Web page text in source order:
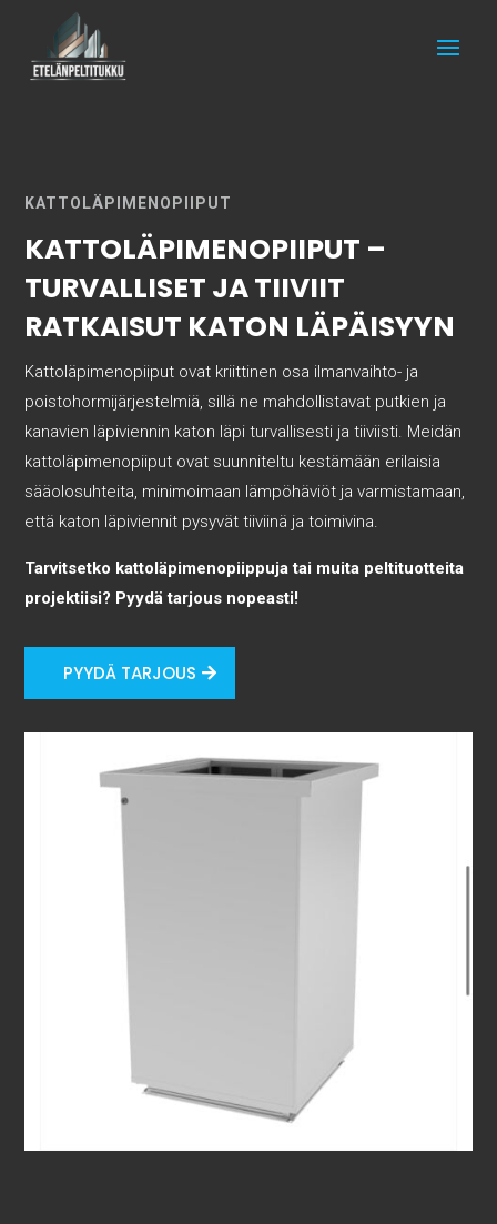
KATTOLÄPIMENOPIIPUT
KATTOLÄPIMENOPIIPUT –
TURVALLISET JA TIIVIIT
RATKAISUT KATON LÄPÄISYYN
Kattoläpimenopiiput ovat kriittinen osa ilmanvaihto- ja
poistohormijärjestelmiä, sillä ne mahdollistavat putkien ja
kanavien läpiviennin katon läpi turvallisesti ja tiiviisti. Meidän
kattoläpimenopiiput ovat suunniteltu kestämään erilaisia
sääolosuhteita, minimoimaan lämpöhäviöt ja varmistamaan,
että katon läpiviennit pysyvät tiiviinä ja toimivina.
Tarvitsetko kattoläpimenopiippuja tai muita peltituotteita
projektiisi? Pyydä tarjous nopeasti!
PYYDÄ TARJOUS